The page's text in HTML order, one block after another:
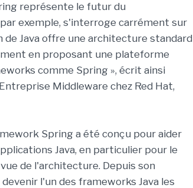
représente le futur du
exemple, s'interroge carrément sur
Java offre une architecture standard
en proposant une plateforme
comme Spring », écrit ainsi
Middleware chez Red Hat,
Spring a été conçu pour aider
Java, en particulier pour le
de l'architecture. Depuis son
l'un des frameworks Java les